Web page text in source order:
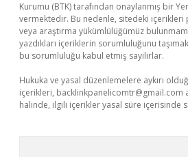
Kurumu (BTK) tarafından onaylanmış bir
vermektedir. Bu nedenle, sitedeki
veya araştırma yükümlülüğümüz
yazdıkları içeriklerin sorumluluğunu
bu sorumluluğu kabul etmiş sayılırlar.
Hukuka ve yasal düzenlemelere aykırı
içerikleri, backlinkpanelicomtr@gmail.com
halinde, ilgili içerikler yasal süre içerisinde